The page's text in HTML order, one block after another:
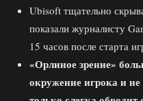
Ubisoft тщательно
показали журналисту
15 часов после старта
«Орлиное зрение»
окружение игрока и